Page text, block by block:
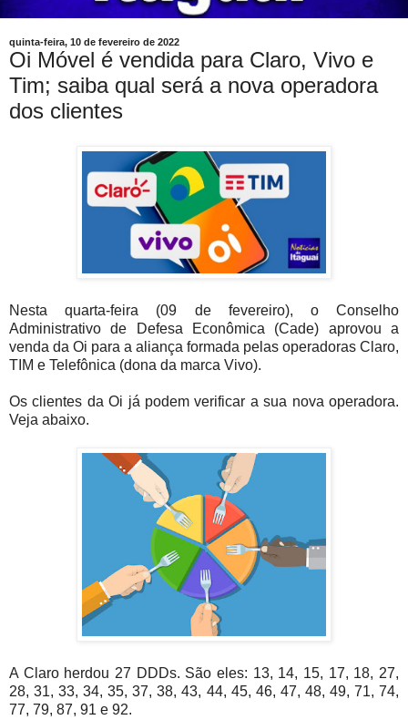
quinta-feira, 10 de fevereiro de 2022
Oi Móvel é vendida para Claro, Vivo e
Tim; saiba qual será a nova operadora
dos clientes
Nesta quarta-feira (09 de fevereiro), o Conselho
Administrativo de Defesa Econômica (Cade) aprovou a
venda da Oi para a aliança formada pelas operadoras Claro,
TIM e Telefônica (dona da marca Vivo).
Os clientes da Oi já podem verificar a sua nova operadora.
Veja abaixo.
A Claro herdou 27 DDDs. São eles: 13, 14, 15, 17, 18, 27,
28, 31, 33, 34, 35, 37, 38, 43, 44, 45, 46, 47, 48, 49, 71, 74,
77, 79, 87, 91 e 92.